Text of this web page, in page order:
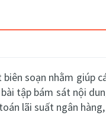
soạn nhằm giúp
tập bám sát nội
lãi suất ngân